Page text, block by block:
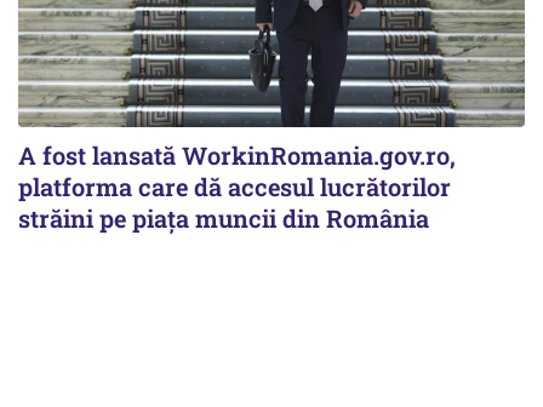
A fost lansată WorkinRomania.gov.ro,
platforma care dă accesul lucrătorilor
străini pe piața muncii din România